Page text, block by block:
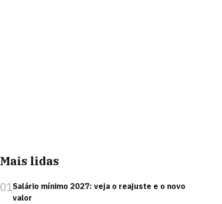
Mais lidas
01Salário mínimo 2027: veja o reajuste e o novo
valor